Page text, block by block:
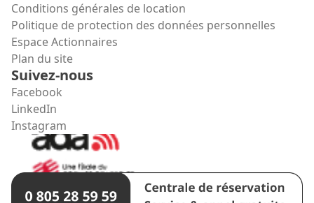
Conditions générales de location
Politique de protection des données personnelles
Espace Actionnaires
Plan du site
Suivez-nous
Facebook
LinkedIn
Instagram